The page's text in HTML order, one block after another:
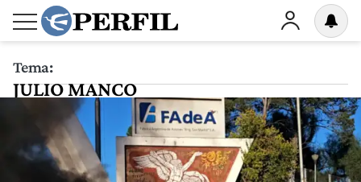
Tema:
JULIO MANCO